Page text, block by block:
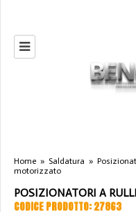
Home » Saldatura »
motorizzato
POSIZIONATORI A
CODICE PRODOTTO: 27863